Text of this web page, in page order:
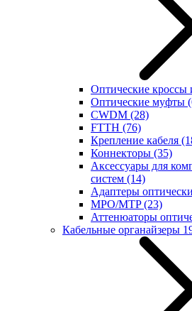
Оптические кроссы
Оптические муфты
CWDM (28)
FTTH (76)
Крепление кабеля
Коннекторы (35)
Аксессуары для
систем (14)
Адаптеры
MPO/MTP(23)
Аттенюаторы
Кабельные органайзеры